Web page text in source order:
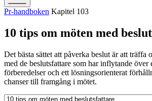
Pr-handboken Kapitel 103
10 tips om möten med
Det bästa sättet att påverka beslut är att träffa
med de beslutsfattare som har inflytande över
förberedelser och ett lösningsorienterat
chanser till framgång i mötet.